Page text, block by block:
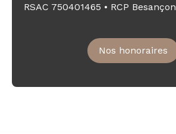
RSAC 750401465 • RCP Besançon
Nos honoraires